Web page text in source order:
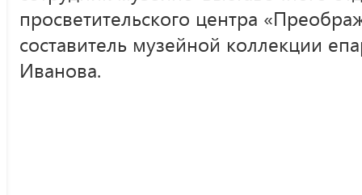
просветительского центра
составитель музейной коллекции
Иванова.